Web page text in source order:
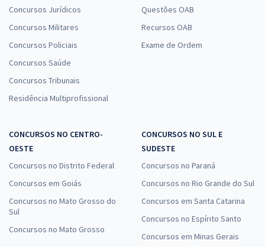
R$13,33
Treinamento Intensivo + Sprint Final para PC PI - Polícia Civil do
ou 12x de
R$26,66
Economize R$ 79,98 (-20%)
PC PI - Polícia Civil do Piauí - Conhecimentos Específicos para o
Cargo de Perito Oficial Criminal - Informática Forense
Concursos Jurídicos
Concursos Militares
Concursos Policiais
Concursos Saúde
Concursos Tribunais
Residência Multiprofissional
Questões OAB
Recursos OAB
Exame de Ordem
CONCURSOS NO CENTRO-
OESTE
Concursos no Distrito Federal
Concursos em Goiás
Concursos no Mato Grosso do
Sul
Concursos no Mato Grosso
CONCURSOS NO SUL E
SUDESTE
Concursos no Paraná
Concursos no Rio Grande do Sul
Concursos em Santa Catarina
Concursos no Espírito Santo
Concursos em Minas Gerais